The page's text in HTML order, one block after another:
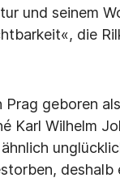
und seinem
die
geboren
Karl Wilhelm